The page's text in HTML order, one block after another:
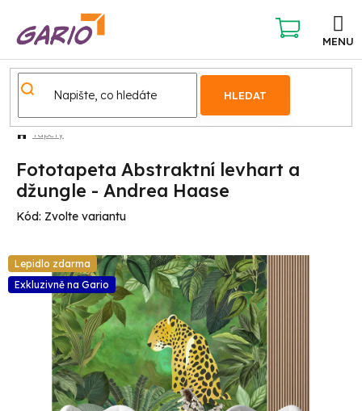
obsah
HLEDAT
NÁKUPNÍ
KOŠÍK
Tapety
Fototapeta Abstraktní levhart a
džungle - Andrea Haase
Kód: Zvolte variantu
Lepidlo zdarma
Exkluzivně na Gario